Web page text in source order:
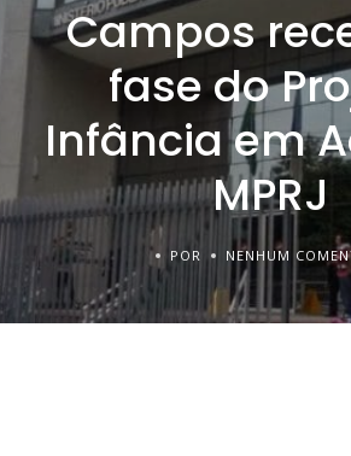
Campos
fase do
Infância em
MPRJ
POR NENHUM